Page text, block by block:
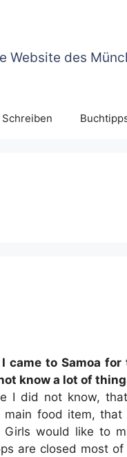
Website des
came to Samoa
know a lot of
I did not know,
main food item, that
Girls would like to
are closed most of